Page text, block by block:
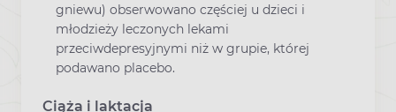
gniewu) obserwowano częściej u dzieci i
młodzieży leczonych lekami
przeciwdepresyjnymi niż w grupie, której
podawano placebo.
Ciąża i laktacja